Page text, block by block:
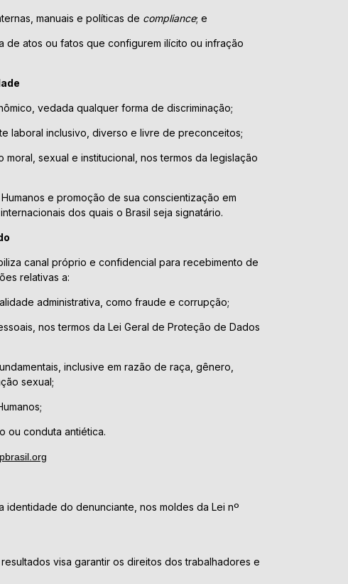
manuais e políticas de compliance; e
de atos ou fatos que configurem ilícito ou infração
vedada qualquer forma de discriminação;
laboral inclusivo, diverso e livre de preconceitos;
moral, sexual e institucional, nos termos da legislação
e promoção de sua conscientização em
dos quais o Brasil seja signatário.
canal próprio e confidencial para recebimento de
relativas a:
administrativa, como fraude e corrupção;
nos termos da Lei Geral de Proteção de Dados
inclusive em razão de raça, gênero,
sexual;
ou conduta antiética.
identidade do denunciante, nos moldes da Lei nº
visa garantir os direitos dos trabalhadores e